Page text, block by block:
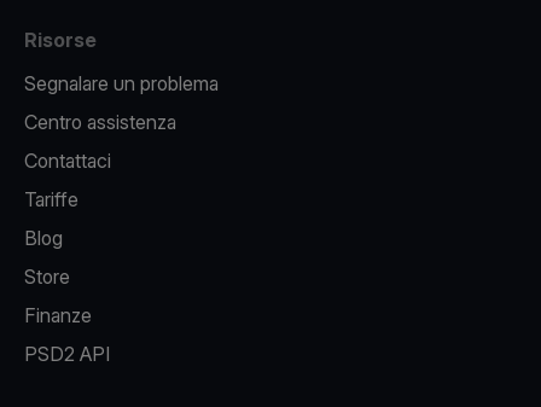
Risorse
Segnalare un problema
Centro assistenza
Contattaci
Tariffe
Blog
Store
Finanze
PSD2 API